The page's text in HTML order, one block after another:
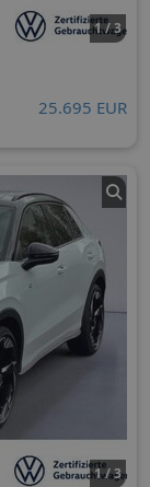
1 / 3
25.695 EUR
1 / 3